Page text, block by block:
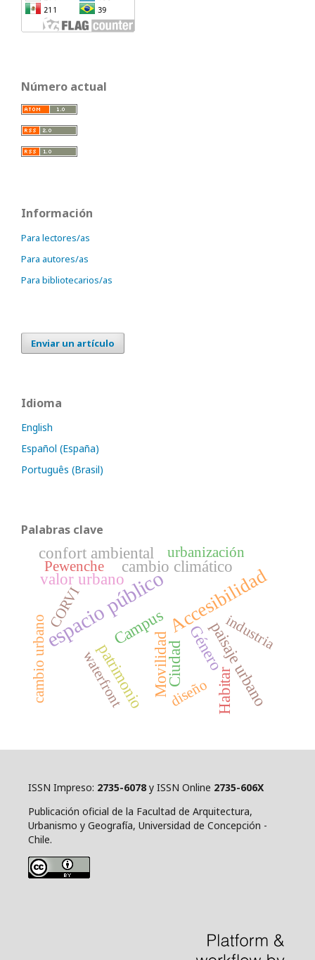
Número actual
Información
Para lectores/as
Para autores/as
Para bibliotecarios/as
Enviar un artículo
Idioma
English
Español (España)
Português (Brasil)
Palabras clave
espacio públicoAccesibilidad
Campus
Movilidad
cambio climático
Ciudad
patrimonio paisaje urbano
confort ambiental
Género
Habitar
valor urbano
CORVI
diseño
waterfront
cambio urbano industria
Pewenche
urbanización
ISSN Impreso: 2735-6078 y ISSN Online 2735-606X
Publicación oficial de la Facultad de Arquitectura,
Urbanismo y Geografía, Universidad de Concepción -
Chile.